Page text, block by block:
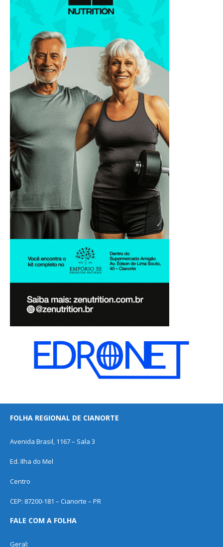
FOLHA REGIONAL DE CIANORTE
Avenida Brasil, 1167 – Sala 3
Ed. Ilha do Mel
Centro
CEP: 87200-181 – Cianorte – PR
FALE COM A FOLHA
Geral: